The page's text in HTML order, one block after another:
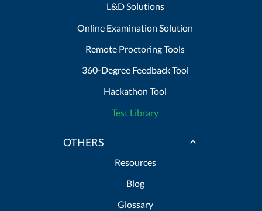
L&D Solutions
Online Examination Solution
Remote Proctoring Tools
360-Degree Feedback Tool
Hackathon Tool
Test Library
OTHERS
Resources
Blog
Glossary